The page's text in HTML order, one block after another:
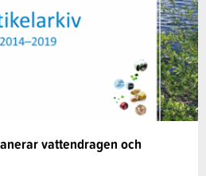
vattendragen och